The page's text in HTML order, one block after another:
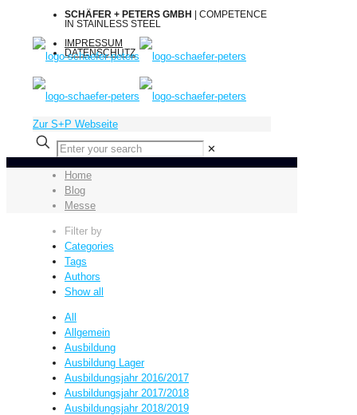
SCHÄFER + PETERS GMBH
| COMPETENCE
IN STAINLESS STEEL
IMPRESSUM
DATENSCHUTZ
Zur S+P Webseite
✕
Home
Blog
Messe
Filter by
Categories
Tags
Authors
Show all
All
Allgemein
Ausbildung
Ausbildung Lager
Ausbildungsjahr 2016/2017
Ausbildungsjahr 2017/2018
Ausbildungsjahr 2018/2019